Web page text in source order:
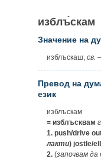
изблъ̀скам
Значение на
изблъскаш, св. –
Превод на
език
изблъскам
= изблъсквам
1. push/drive
лакти) jostle/
2. (започвам да